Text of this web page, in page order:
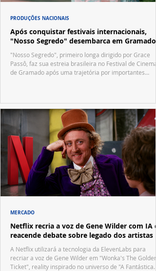
Após conquistar festivais internacionais,
"Nosso Segredo" desembarca em Gramado
"Nosso Segredo", primeiro longa dirigido por Grace
Passô, faz sua estreia brasileira no Festival de Cinema
de Gramado após uma trajetória por importantes
PRODUÇÕES NACIONAIS
Netflix recria a voz de Gene Wilder com IA e
reacende debate sobre legado dos artistas
A Netflix utilizará a tecnologia da ElevenLabs para
recriar a voz de Gene Wilder em "Wonka's The Golden
Ticket", reality inspirado no universo de "A Fantástica
MERCADO